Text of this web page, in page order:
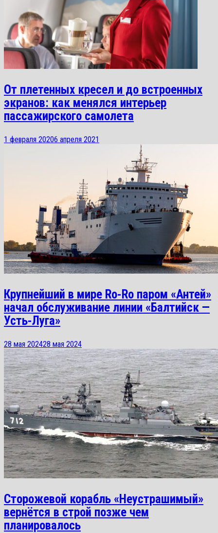
От плетенных кресел и до встроенных
экранов: как менялся интерьер
пассажирского самолета
1 февраля 20206 апреля 2021
Крупнейший в мире Ro-Ro паром «Антей»
начал обслуживание линии «Балтийск —
Усть-Луга»
28 мая 202428 мая 2024
Сторожевой корабль «Неустрашимый»
вернётся в строй позже чем
планировалось